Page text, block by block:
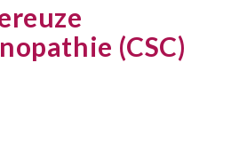
(CSC)